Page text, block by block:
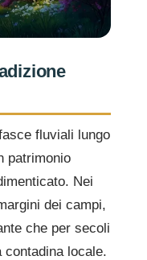
fluviali lungo
patrimonio
Nei
dei campi,
che per secoli
contadina locale.